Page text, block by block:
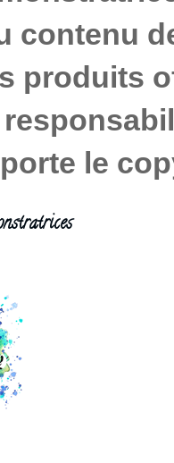
contenu
produits
le